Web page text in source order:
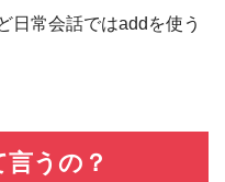
日常会話ではaddを使う
うの？